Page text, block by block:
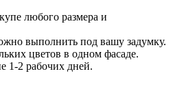
любого размера и
выполнить под вашу задумку.
цветов в одном фасаде.
1-2 рабочих дней.